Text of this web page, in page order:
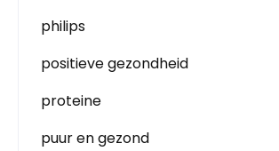
philips
positieve gezondheid
proteine
puur en gezond